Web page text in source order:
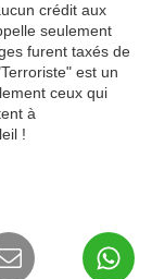
crédit aux
seulement
furent taxés de
est un
ceux qui
à
!